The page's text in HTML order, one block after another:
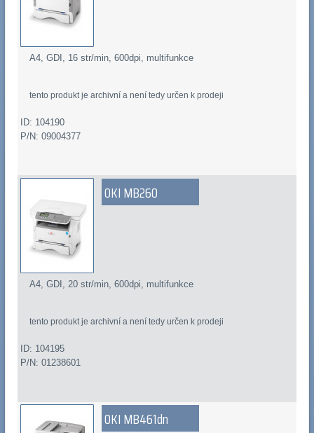
A4, GDI, 16 str/min, 600dpi, multifunkce
tento produkt je archivní a není tedy určen k prodeji
ID: 104190
P/N: 09004377
OKI MB260
A4, GDI, 20 str/min, 600dpi, multifunkce
tento produkt je archivní a není tedy určen k prodeji
ID: 104195
P/N: 01238601
OKI MB461dn